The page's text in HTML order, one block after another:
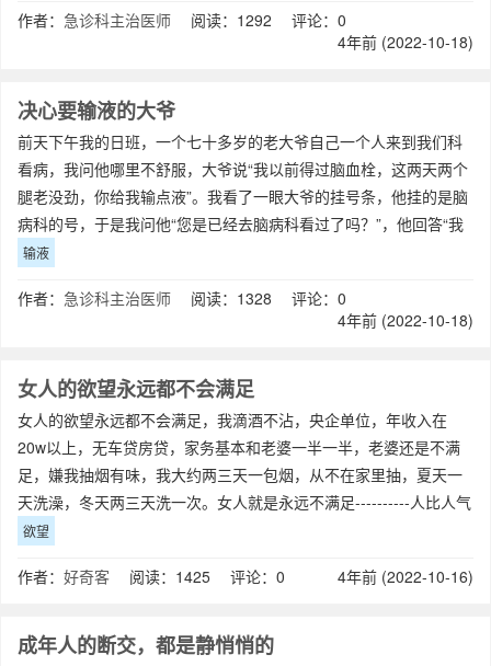
作者： 急诊科主治医师 阅读：1292 评论：0
4年前 (2022-10-18)
决心要输液的大爷
前天下午我的日班，一个七十多岁的老大爷自己一个人来到我们科
看病，我问他哪里不舒服，大爷说“我以前得过脑血栓，这两天两个
腿老没劲，你给我输点液”。我看了一眼大爷的挂号条，他挂的是脑
病科的号，于是我问他“您是已经去脑病科看过了吗？”，他回答“我
刚才去了，他们不给我输，我就找
输液
作者： 急诊科主治医师 阅读：1328 评论：0
4年前 (2022-10-18)
女人的欲望永远都不会满足
女人的欲望永远都不会满足，我滴酒不沾，央企单位，年收入在
20w以上，无车贷房贷，家务基本和老婆一半一半，老婆还是不满
足，嫌我抽烟有味，我大约两三天一包烟，从不在家里抽，夏天一
天洗澡，冬天两三天洗一次。女人就是永远不满足----------人比人气
死人，我的工资是男人的十
欲望
作者： 好奇客 阅读：1425 评论：0 4年前 (2022-10-16)
成年人的断交，都是静悄悄的